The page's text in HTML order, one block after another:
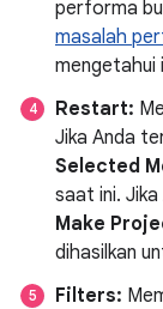
performa
masalah
mengetahui
Restart:
Jika Anda
Selected
saat ini.
Make
dihasilkan
Filters: